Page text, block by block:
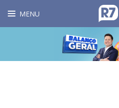
MENU